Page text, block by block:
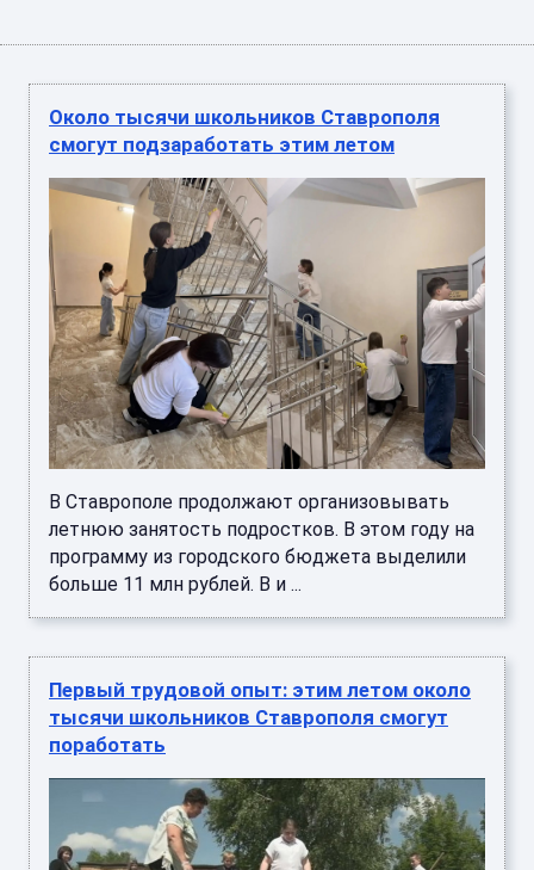
Около тысячи школьников Ставрополя
смогут подзаработать этим летом
В Ставрополе продолжают организовывать
летнюю занятость подростков. В этом году на
программу из городского бюджета выделили
больше 11 млн рублей. В и ...
Первый трудовой опыт: этим летом около
тысячи школьников Ставрополя смогут
поработать